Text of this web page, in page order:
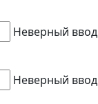
Неверный ввод
Неверный ввод